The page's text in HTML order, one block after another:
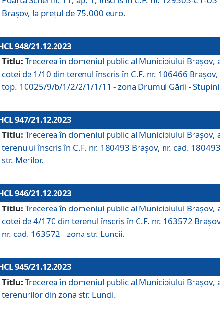
Brașov, la prețul de 75.000 euro.
948/21.12.2023
Titlu: Trecerea în domeniul public al Municipiului Braşov,
cotei de 1/10 din terenul înscris în C.F. nr. 106466 Brașov,
top. 10025/9/b/1/2/2/1/1/11 - zona Drumul Gării -
947/21.12.2023
Titlu: Trecerea în domeniul public al Municipiului Braşov,
terenului înscris în C.F. nr. 180493 Brașov, nr. cad.
str. Merilor.
946/21.12.2023
Titlu: Trecerea în domeniul public al Municipiului Braşov,
cotei de 4/170 din terenul înscris în C.F. nr. 163572
nr. cad. 163572 - zona str. Luncii.
945/21.12.2023
Titlu: Trecerea în domeniul public al Municipiului Braşov,
terenurilor din zona str. Luncii.